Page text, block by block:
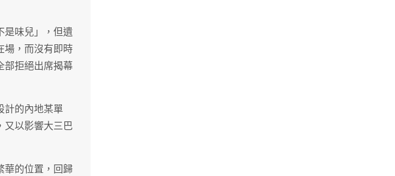
是味兒」，但遺
場，而沒有即時
部拒絕出席揭幕
計的內地某單
又以影響大三巴
華的位置，回歸